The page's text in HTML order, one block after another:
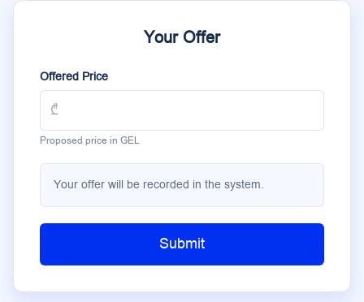
Your Offer
Offered Price
Proposed price in GEL
Your offer will be recorded in the system.
Submit